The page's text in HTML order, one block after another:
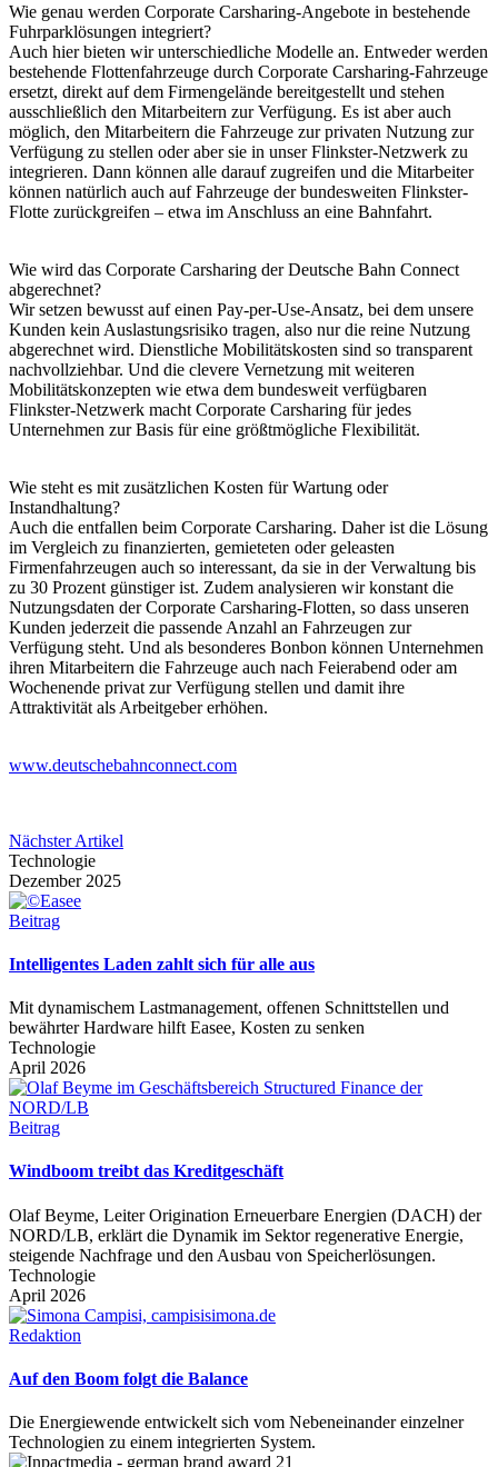
Wie genau werden Corporate Carsharing-Angebote in bestehende
Fuhrparklösungen integriert?
Auch hier bieten wir unterschiedliche Modelle an. Entweder werden
bestehende Flottenfahrzeuge durch Corporate Carsharing-Fahrzeuge
ersetzt, direkt auf dem Firmengelände bereitgestellt und stehen
ausschließlich den Mitarbeitern zur Verfügung. Es ist aber auch
möglich, den Mitarbeitern die Fahrzeuge zur privaten Nutzung zur
Verfügung zu stellen oder aber sie in unser Flinkster-Netzwerk zu
integrieren. Dann können alle darauf zugreifen und die Mitarbeiter
können natürlich auch auf Fahrzeuge der bundesweiten Flinkster-
Flotte zurückgreifen – etwa im Anschluss an eine Bahnfahrt.
Wie wird das Corporate Carsharing der Deutsche Bahn Connect
abgerechnet?
Wir setzen bewusst auf einen Pay-per-Use-Ansatz, bei dem unsere
Kunden kein Auslastungsrisiko tragen, also nur die reine Nutzung
abgerechnet wird. Dienstliche Mobilitätskosten sind so transparent
nachvollziehbar. Und die clevere Vernetzung mit weiteren
Mobilitätskonzepten wie etwa dem bundesweit verfügbaren
Flinkster-Netzwerk macht Corporate Carsharing für jedes
Unternehmen zur Basis für eine größtmögliche Flexibilität.
Wie steht es mit zusätzlichen Kosten für Wartung oder
Instandhaltung?
Auch die entfallen beim Corporate Carsharing. Daher ist die Lösung
im Vergleich zu finanzierten, gemieteten oder geleasten
Firmenfahrzeugen auch so interessant, da sie in der Verwaltung bis
zu 30 Prozent günstiger ist. Zudem analysieren wir konstant die
Nutzungsdaten der Corporate Carsharing-Flotten, so dass unseren
Kunden jederzeit die passende Anzahl an Fahrzeugen zur
Verfügung steht. Und als besonderes Bonbon können Unternehmen
ihren Mitarbeitern die Fahrzeuge auch nach Feierabend oder am
Wochenende privat zur Verfügung stellen und damit ihre
Attraktivität als Arbeitgeber erhöhen.
www.deutschebahnconnect.com
Nächster Artikel
Technologie
Dezember 2025
Beitrag
Intelligentes Laden zahlt sich für alle aus
Mit dynamischem Lastmanagement, offenen Schnittstellen und
bewährter Hardware hilft Easee, Kosten zu senken
Technologie
April 2026
Beitrag
Windboom treibt das Kreditgeschäft
Olaf Beyme, Leiter Origination Erneuerbare Energien (DACH) der
NORD/LB, erklärt die Dynamik im Sektor regenerative Energie,
steigende Nachfrage und den Ausbau von Speicherlösungen.
Technologie
April 2026
Redaktion
Auf den Boom folgt die Balance
Die Energiewende entwickelt sich vom Nebeneinander einzelner
Technologien zu einem integrierten System.